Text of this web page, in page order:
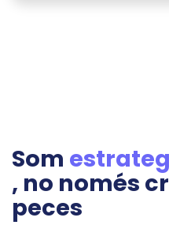
Som
, no només
peces